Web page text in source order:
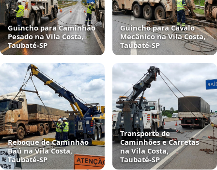
Guincho para Caminhão
Pesado na Vila Costa,
Taubaté‑SP
Guincho para Cavalo
Mecânico na Vila Costa,
Taubaté‑SP
Reboque de Caminhão
Baú na Vila Costa,
Taubaté‑SP
Transporte de
Caminhões e Carretas
na Vila Costa,
Taubaté‑SP